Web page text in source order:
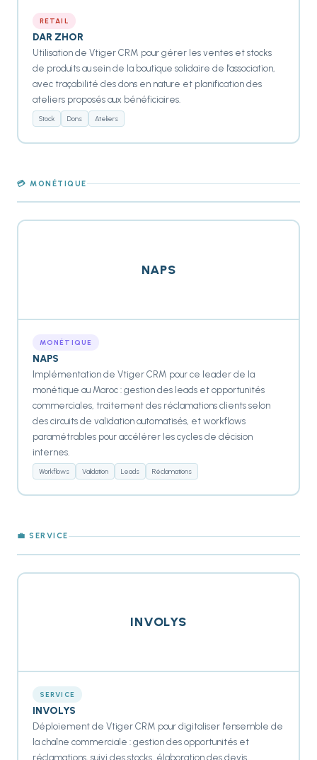
RETAIL
DAR ZHOR
Utilisation de Vtiger CRM pour gérer les ventes et stocks
de produits au sein de la boutique solidaire de l'association,
avec traçabilité des dons en nature et planification des
ateliers proposés aux bénéficiaires.
Stock Dons Ateliers
💳 MONÉTIQUE
NAPS
MONÉTIQUE
NAPS
Implémentation de Vtiger CRM pour ce leader de la
monétique au Maroc : gestion des leads et opportunités
commerciales, traitement des réclamations clients selon
des circuits de validation automatisés, et workflows
paramétrables pour accélérer les cycles de décision
internes.
Workflows Validation Leads Réclamations
💼 SERVICE
INVOLYS
SERVICE
INVOLYS
Déploiement de Vtiger CRM pour digitaliser l'ensemble de
la chaîne commerciale : gestion des opportunités et
réclamations, suivi des stocks, élaboration des devis,